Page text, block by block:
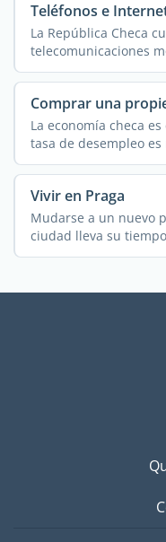
Teléfonos e
La República Checa
telecomunicaciones
la ...
Comprar una
La economía checa
tasa de desempleo
Vivir en Praga
Mudarse a un nuevo
ciudad lleva su